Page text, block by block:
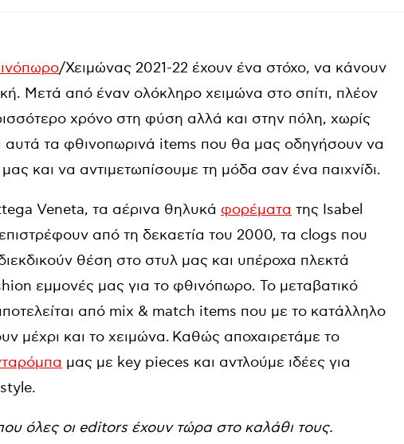
/Χειμώνας 2021-22 έχουν ένα στόχο, να κάνουν
Μετά από έναν ολόκληρο χειμώνα στο σπίτι, πλέον
χρόνο στη φύση αλλά και στην πόλη, χωρίς
τα φθινοπωρινά items που θα μας οδηγήσουν να
και να αντιμετωπίσουμε τη μόδα σαν ένα παιχνίδι.
Veneta, τα αέρινα θηλυκά φορέματα της Isabel
από τη δεκαετία του 2000, τα clogs που
θέση στο στυλ μας και υπέροχα πλεκτά
εμμονές μας για το φθινόπωρο. Το μεταβατικό
από mix & match items που με το κατάλληλο
μέχρι και το χειμώνα. Καθώς αποχαιρετάμε το
μας με key pieces και αντλούμε ιδέες για
όλες οι editors έχουν τώρα στο καλάθι τους.